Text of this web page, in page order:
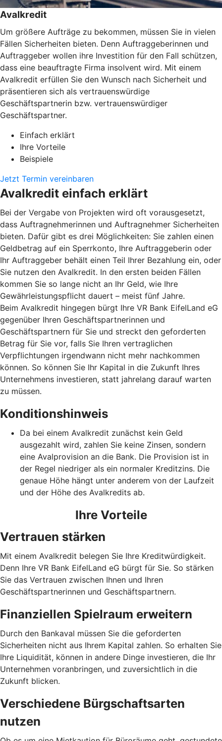
Avalkredit
Um größere Aufträge zu bekommen, müssen Sie in vielen
Fällen Sicherheiten bieten. Denn Auftraggeberinnen und
Auftraggeber wollen ihre Investition für den Fall schützen,
dass eine beauftragte Firma insolvent wird. Mit einem
Avalkredit erfüllen Sie den Wunsch nach Sicherheit und
präsentieren sich als vertrauenswürdige
Geschäftspartnerin bzw. vertrauenswürdiger
Geschäftspartner.
Einfach erklärt
Ihre Vorteile
Beispiele
Jetzt Termin vereinbaren
Avalkredit einfach erklärt
Bei der Vergabe von Projekten wird oft vorausgesetzt,
dass Auftragnehmerinnen und Auftragnehmer Sicherheiten
bieten. Dafür gibt es drei Möglichkeiten: Sie zahlen einen
Geldbetrag auf ein Sperrkonto, Ihre Auftraggeberin oder
Ihr Auftraggeber behält einen Teil Ihrer Bezahlung ein, oder
Sie nutzen den Avalkredit. In den ersten beiden Fällen
kommen Sie so lange nicht an Ihr Geld, wie Ihre
Gewährleistungspflicht dauert – meist fünf Jahre.
Beim Avalkredit hingegen bürgt Ihre VR Bank EifelLand eG
gegenüber Ihren Geschäftspartnerinnen und
Geschäftspartnern für Sie und streckt den geforderten
Betrag für Sie vor, falls Sie Ihren vertraglichen
Verpflichtungen irgendwann nicht mehr nachkommen
können. So können Sie Ihr Kapital in die Zukunft Ihres
Unternehmens investieren, statt jahrelang darauf warten
zu müssen.
Konditionshinweis
Da bei einem Avalkredit zunächst kein Geld
ausgezahlt wird, zahlen Sie keine Zinsen, sondern
eine Avalprovision an die Bank. Die Provision ist in
der Regel niedriger als ein normaler Kreditzins. Die
genaue Höhe hängt unter anderem von der Laufzeit
und der Höhe des Avalkredits ab.
Ihre Vorteile
Vertrauen stärken
Mit einem Avalkredit belegen Sie Ihre Kreditwürdigkeit.
Denn Ihre VR Bank EifelLand eG bürgt für Sie. So stärken
Sie das Vertrauen zwischen Ihnen und Ihren
Geschäftspartnerinnen und Geschäftspartnern.
Finanziellen Spielraum erweitern
Durch den Bankaval müssen Sie die geforderten
Sicherheiten nicht aus Ihrem Kapital zahlen. So erhalten Sie
Ihre Liquidität, können in andere Dinge investieren, die Ihr
Unternehmen voranbringen, und zuversichtlich in die
Zukunft blicken.
Verschiedene Bürgschaftsarten
nutzen